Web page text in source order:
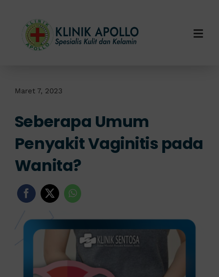
content
Layanan Kami
Info Klinik
Maret 7, 2023
Seberapa Umum
Penyakit Vaginitis pada
Wanita?